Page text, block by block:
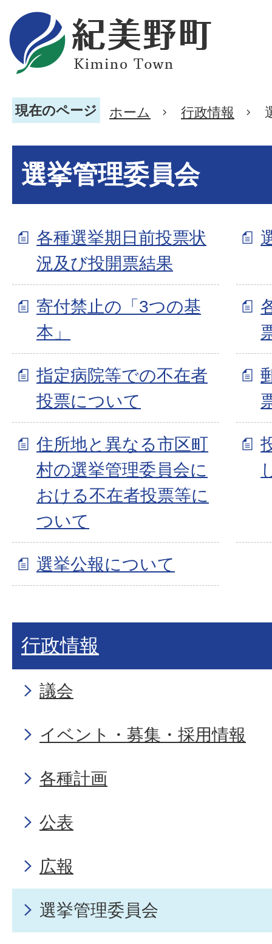
現在のページ ホーム 行政情報
選挙管理委員会
各種選挙期日前投票状
況及び投開票結果
寄付禁止の「3つの基
本」
指定病院等での不在者
投票について
住所地と異なる市区町
村の選挙管理委員会に
おける不在者投票等に
ついて
選挙公報について
行政情報
議会
イベント・募集・採用情報
各種計画
公表
広報
選挙管理委員会